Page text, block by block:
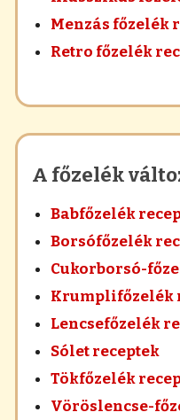
Menzás főzelék
Retro főzelék
A főzelék
Babfőzelék
Borsófőzelék
Cukorborsó-
Krumplifőzelék
Lencsefőzelék
Sólet receptek
Tökfőzelék
Vöröslencse-